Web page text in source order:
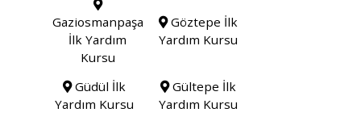
Gaziosmanpaşa
İlk Yardım
Kursu
Göztepe İlk
Yardım Kursu
Güdül İlk
Yardım Kursu
Gültepe İlk
Yardım Kursu